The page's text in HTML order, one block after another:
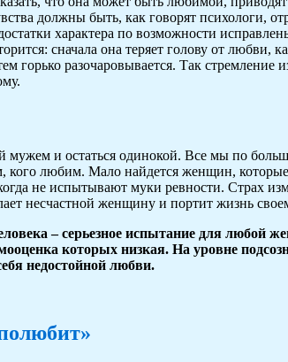
должны быть, как говорят психологи,
характера по возможности
сначала она теряет голову от любви,
горько разочаровывается. Так стремление
мужем и остаться одинокой. Все мы по
кого любим. Мало найдется женщин,
не испытывают муки ревности. Страх
несчастной женщину и портит жизнь
– серьезное испытание для любой
которых низкая. На уровне
недостойной любви.